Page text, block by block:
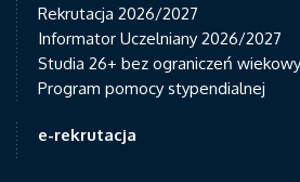
Rekrutacja 2026/2027
Informator Uczelniany 2026/2027
Studia 26+ bez ograniczeń
Program pomocy stypendialnej
e-rekrutacja